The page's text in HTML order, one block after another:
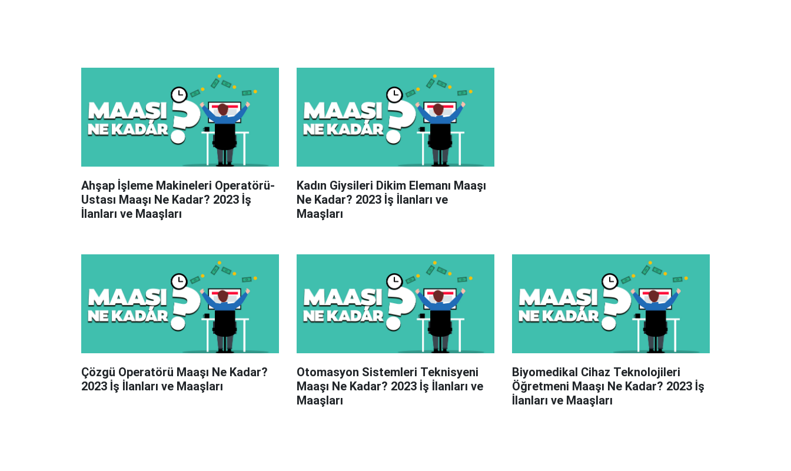
Ahşap İşleme Makineleri Operatörü-
Ustası Maaşı Ne Kadar? 2023 İş
İlanları ve Maaşları
Kadın Giysileri Dikim Elemanı Maaşı
Ne Kadar? 2023 İş İlanları ve
Maaşları
Çözgü Operatörü Maaşı Ne Kadar?
2023 İş İlanları ve Maaşları
Otomasyon Sistemleri Teknisyeni
Maaşı Ne Kadar? 2023 İş İlanları ve
Maaşları
Biyomedikal Cihaz Teknolojileri
Öğretmeni Maaşı Ne Kadar? 2023 İş
İlanları ve Maaşları